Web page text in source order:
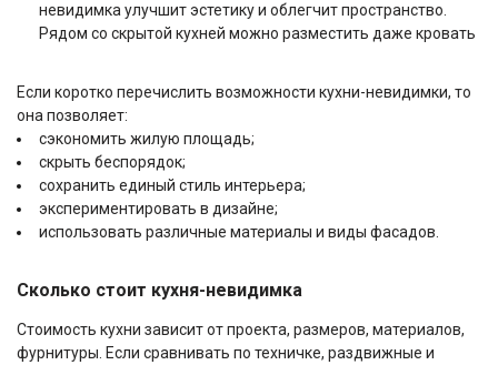
невидимка улучшит эстетику и облегчит пространство.
Рядом со скрытой кухней можно разместить даже кровать
Если коротко перечислить возможности кухни-невидимки, то
она позволяет:
сэкономить жилую площадь;
скрыть беспорядок;
сохранить единый стиль интерьера;
экспериментировать в дизайне;
использовать различные материалы и виды фасадов.
Сколько стоит кухня-невидимка
Стоимость кухни зависит от проекта, размеров, материалов,
фурнитуры. Если сравнивать по техничке, раздвижные и